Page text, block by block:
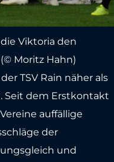
Viktoria den
Moritz Hahn)
TSV Rain näher als
Seit dem Erstkontakt
auffällige
der
und